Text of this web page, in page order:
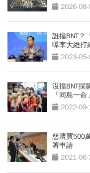
回應了
2026-
誰擋BNT？
曝李大維打
2023-
沒擋BNT採
「同島一
2022-
慈濟買500
署申請
2021-